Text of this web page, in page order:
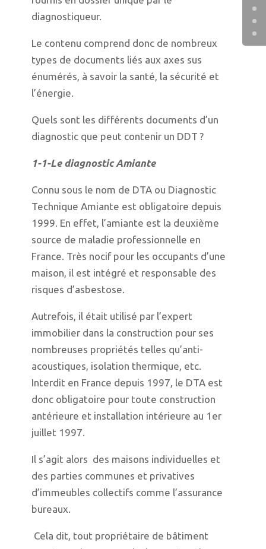
diagnostiqueur.
Le contenu comprend donc de nombreux
types de documents liés aux axes sus
énumérés, à savoir la santé, la sécurité et
l’énergie.
Quels sont les différents documents d’un
diagnostic que peut contenir un DDT ?
1-1-Le diagnostic Amiante
Connu sous le nom de DTA ou Diagnostic
Technique Amiante est obligatoire depuis
1999. En effet, l’amiante est la deuxième
source de maladie professionnelle en
France. Très nocif pour les occupants d’une
maison, il est intégré et responsable des
risques d’asbestose.
Autrefois, il était utilisé par l’expert
immobilier dans la construction pour ses
nombreuses propriétés telles qu’anti-
acoustiques, isolation thermique, etc.
Interdit en France depuis 1997, le DTA est
donc obligatoire pour toute construction
antérieure et installation intérieure au 1er
juillet 1997.
Il s’agit alors des maisons individuelles et
des parties communes et privatives
d’immeubles collectifs comme l’assurance
bureaux.
Cela dit, tout propriétaire de bâtiment